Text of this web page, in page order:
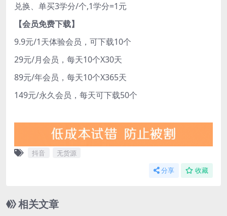
兑换、单买3学分/个,1学分=1元
【会员免费下载】
9.9元/1天体验会员，可下载10个
29元/月会员，每天10个X30天
89元/年会员，每天10个X365天
149元/永久会员，每天可下载50个
抖音 无货源
分享 收藏
相关文章